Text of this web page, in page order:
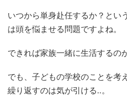
いつから単身赴任するか？とい
は頭を悩ませる問題ですよね。
できれば家族一緒に生活するの
でも、子どもの学校のことを考
繰り返すのは気が引ける‥。